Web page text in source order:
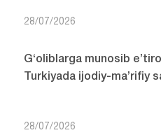
28/07/2026
G‘oliblarga munosib
Turkiyada ijodiy-ma’rifiy
28/07/2026